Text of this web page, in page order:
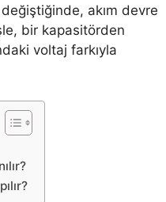
akım devre
bir kapasitörden
voltaj farkıyla